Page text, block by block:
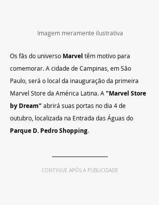
Imagem meramente ilustrativa
Os fãs do universo Marvel têm motivo para
comemorar. A cidade de Campinas, em São
Paulo, será o local da inauguração da primeira
Marvel Store da América Latina. A "Marvel Store
by Dream" abrirá suas portas no dia 4 de
outubro, localizada na Entrada das Águas do
Parque D. Pedro Shopping.
CONTINUE APÓS A PUBLICIDADE